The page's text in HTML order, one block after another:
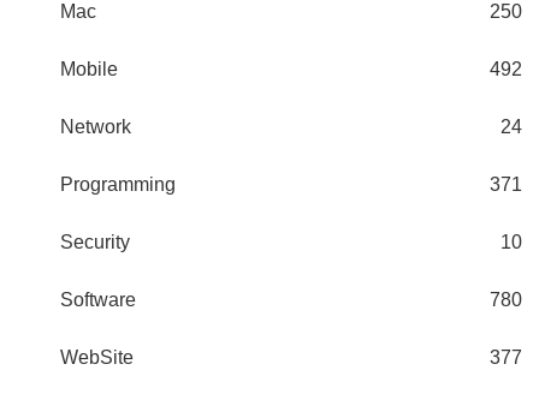
Mac 250
Mobile 492
Network 24
Programming 371
Security 10
Software 780
WebSite 377